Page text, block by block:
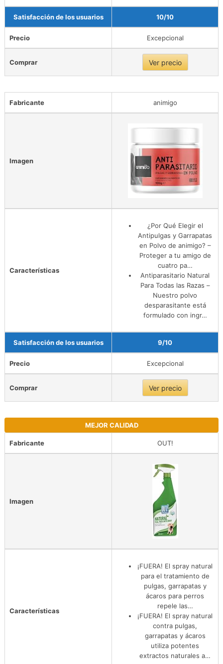
Satisfacción de los usuarios 10/10
Precio Excepcional
Comprar Ver precio
Fabricante animigo
Imagen
Características
¿Por Qué Elegir el
Antipulgas y Garrapatas
en Polvo de animigo? –
Proteger a tu amigo de
cuatro pa…
Antiparasitario Natural
Para Todas las Razas –
Nuestro polvo
desparasitante está
formulado con ingr…
Satisfacción de los usuarios 9/10
Precio Excepcional
Comprar Ver precio
MEJOR CALIDAD
Fabricante OUT!
Imagen
Características
¡FUERA! El spray natural
para el tratamiento de
pulgas, garrapatas y
ácaros para perros
repele las…
¡FUERA! El spray natural
contra pulgas,
garrapatas y ácaros
utiliza potentes
extractos naturales a…